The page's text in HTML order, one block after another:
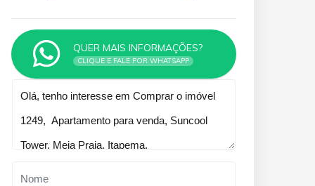
QUER MAIS INFORMAÇÕES?
CLIQUE E FALE POR WHATSAPP
você?